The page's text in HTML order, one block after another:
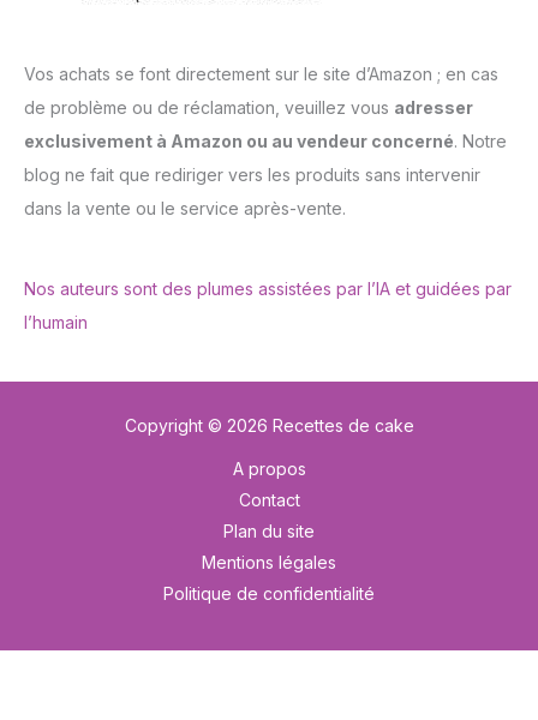
Vos achats se font directement sur le site d’Amazon ; en cas
de problème ou de réclamation, veuillez vous adresser
exclusivement à Amazon ou au vendeur concerné. Notre
blog ne fait que rediriger vers les produits sans intervenir
dans la vente ou le service après-vente.
Nos auteurs sont des plumes assistées par l’IA et guidées par
l’humain
Copyright © 2026 Recettes de cake
A propos
Contact
Plan du site
Mentions légales
Politique de confidentialité